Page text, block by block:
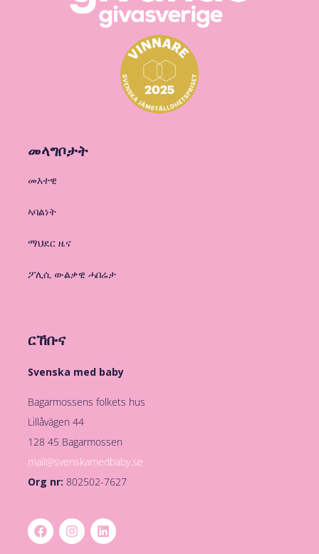
መላግቦታት
መእተዊ
ኣባልነት
ማህደር ዜና
ፖሊሲ ውልቃዊ ሓበሬታ
ርኸቡና
Svenska med baby
Bagarmossens folkets hus
Lillåvägen 44
128 45 Bagarmossen
mail@svenskamedbaby.se
Org nr: 802502-7627